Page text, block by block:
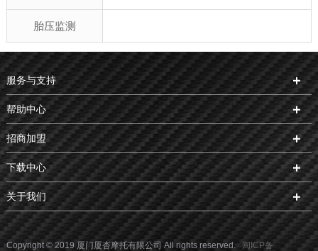
胎压监测
服务与支持
帮助中心
招商加盟
下载中心
关于我们
Copyright © 2019 厦门厦杏摩托有限公司 All rights reserved. 闽ICP备